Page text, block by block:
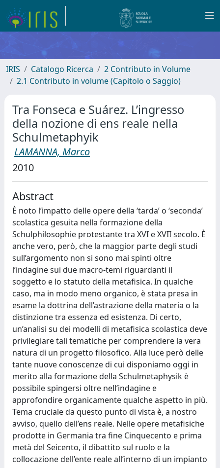
IRIS Catalogo Ricerca
2 Contributo in Volume
2.1 Contributo in volume (Capitolo o Saggio)
Tra Fonseca e Suárez. L’ingresso
della nozione di ens reale nella
Schulmetaphyik
LAMANNA, Marco
2010
Abstract
È noto l’impatto delle opere della ‘tarda’ o ‘seconda’
scolastica gesuita nella formazione della
Schulphilosophie protestante tra XVI e XVII secolo. È
anche vero, però, che la maggior parte degli studi
sull’argomento non si sono mai spinti oltre
l’indagine sui due macro-temi riguardanti il
soggetto e lo statuto della metafisica. In qualche
caso, ma in modo meno organico, è stata presa in
esame la dottrina dell’astrazione della materia o la
distinzione tra essenza ed esistenza. Di certo,
un’analisi su dei modelli di metafisica scolastica deve
privilegiare tali tematiche per comprendere la vera
natura di un progetto filosofico. Alla luce però delle
tante nuove conoscenze di cui disponiamo oggi in
merito alla formazione della Schulmetaphysik è
possibile spingersi oltre nell’indagine e
approfondire organicamente qualche aspetto in più.
Tema cruciale da questo punto di vista è, a nostro
avviso, quello dell’ens reale. Nelle opere metafisiche
prodotte in Germania tra fine Cinquecento e prima
metà del Seicento, il dibattito sul ruolo e la
collocazione dell’ente reale all’interno di un impianto